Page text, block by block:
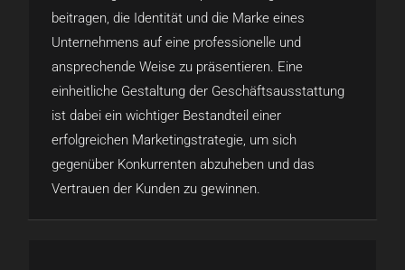
beitragen, die Identität und die Marke eines
Unternehmens auf eine professionelle und
ansprechende Weise zu präsentieren. Eine
einheitliche Gestaltung der Geschäftsausstattung
ist dabei ein wichtiger Bestandteil einer
erfolgreichen Marketingstrategie, um sich
gegenüber Konkurrenten abzuheben und das
Vertrauen der Kunden zu gewinnen.